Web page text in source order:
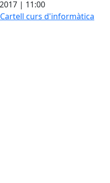
| 11:00
Cartell curs d'informàtica